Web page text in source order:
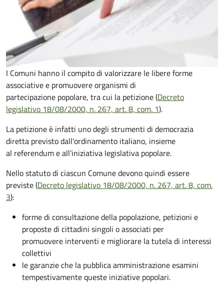
I Comuni hanno il compito di valorizzare le libere forme
associative e promuovere organismi di
partecipazione popolare, tra cui la petizione (Decreto
legislativo 18/08/2000, n. 267, art. 8, com. 1).
La petizione è infatti uno degli strumenti di democrazia
diretta previsto dall'ordinamento italiano, insieme
al referendum e all’iniziativa legislativa popolare.
Nello statuto di ciascun Comune devono quindi essere
previste (Decreto legislativo 18/08/2000, n. 267, art. 8, com.
3):
forme di consultazione della popolazione, petizioni e
proposte di cittadini singoli o associati per
promuovere interventi e migliorare la tutela di interessi
collettivi
le garanzie che la pubblica amministrazione esamini
tempestivamente queste iniziative popolari.